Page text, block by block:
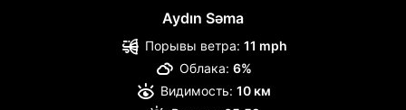
Aydın Səma
Порывы ветра: 11 mph
Облака: 6%
Видимость: 10 км